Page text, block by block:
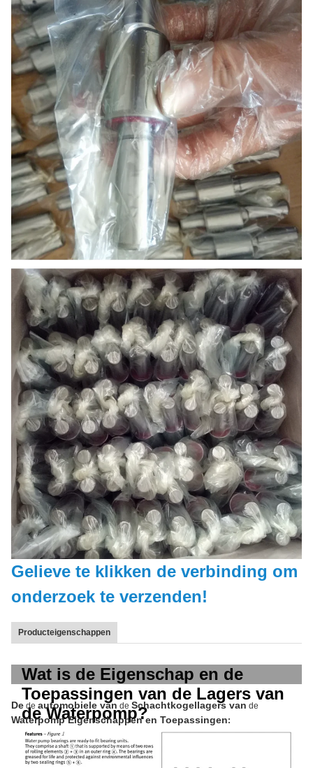
Gelieve te klikken de verbinding om
onderzoek te verzenden!
Producteigenschappen
Wat is de Eigenschap en de
Toepassingen van de Lagers van
de Waterpomp?
De de automobiele van de Schachtkogellagers van de
Waterpomp Eigenschappen en Toepassingen: